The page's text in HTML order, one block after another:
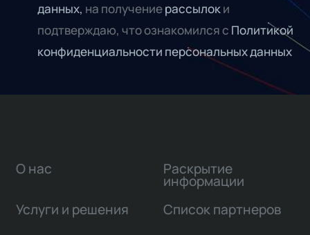
данных, на получениерассылоки
подтверждаю, что ознакомился с Политикой
конфиденциальности персональных данных
О нас
Услуги и решения
Раскрытие
информации
Список партнеров